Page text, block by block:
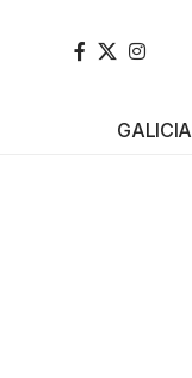
GALICIA